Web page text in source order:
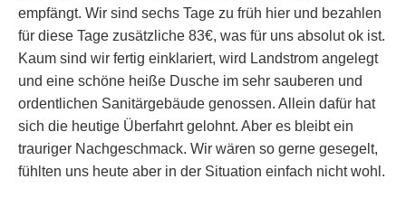
empfängt. Wir sind sechs Tage zu früh hier und bezahlen
für diese Tage zusätzliche 83€, was für uns absolut ok ist.
Kaum sind wir fertig einklariert, wird Landstrom angelegt
und eine schöne heiße Dusche im sehr sauberen und
ordentlichen Sanitärgebäude genossen. Allein dafür hat
sich die heutige Überfahrt gelohnt. Aber es bleibt ein
trauriger Nachgeschmack. Wir wären so gerne gesegelt,
fühlten uns heute aber in der Situation einfach nicht wohl.